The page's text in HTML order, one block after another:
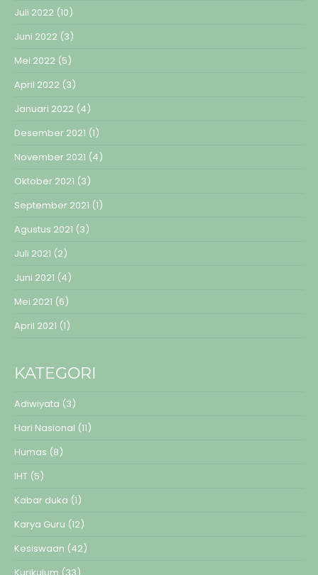
Juli 2022 (10)
Juni 2022 (3)
Mei 2022 (5)
April 2022 (3)
Januari 2022 (4)
Desember 2021 (1)
November 2021 (4)
Oktober 2021 (3)
September 2021 (1)
Agustus 2021 (3)
Juli 2021 (2)
Juni 2021 (4)
Mei 2021 (6)
April 2021 (1)
KATEGORI
Adiwiyata (3)
Hari Nasional (11)
Humas (8)
IHT (5)
Kabar duka (1)
Karya Guru (12)
Kesiswaan (42)